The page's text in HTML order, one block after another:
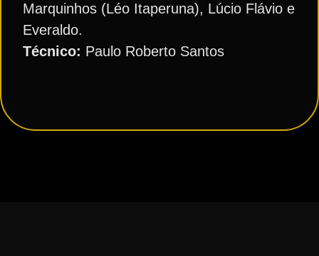
Marquinhos (Léo Itaperuna), Lúcio Flávio e
Everaldo.
Técnico: Paulo Roberto Santos